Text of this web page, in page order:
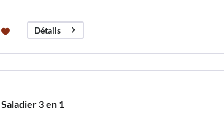
Détails
Saladier 3 en 1